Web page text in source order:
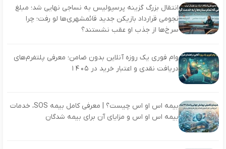
انتقال بزرگ گزینه پرسپولیس به نساجی نهایی شد؛ مبلغ
نجومی قرارداد بازیکن جدید قائمشهری‌ها لو رفت؛ چرا
سرخ‌ها از جذب او عقب نشستند؟
وام فوری یک روزه آنلاین بدون ضامن؛ معرفی پلتفرم‌های
دریافت نقدی و اعتبار خرید در ۱۴۰۵
بیمه اس او اس چیست؟ | معرفی کامل بیمه SOS، خدمات
بیمه اس او اس و مزایای آن برای بیمه شدگان